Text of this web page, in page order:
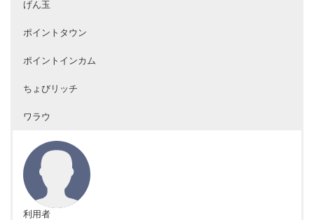
げん玉
ポイントタウン
ポイントインカム
ちょびリッチ
ワラウ
利用者